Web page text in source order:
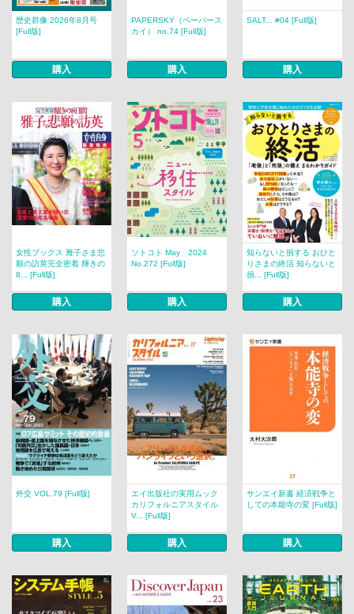
歴史群像 2026年8月号
[Full版]
購入
PAPERSKY（ペーパース
カイ） no.74 [Full版]
購入
SALT... #04 [Full版]
購入
女性ブックス 雅子さま悲
願の訪英完全密着 輝きの
8... [Full版]
購入
ソトコト May 2024
No.272 [Full版]
購入
知らないと損する おひと
りさまの終活 知らないと
損... [Full版]
購入
外交 VOL.79 [Full版]
購入
エイ出版社の実用ムック
カリフォルニアスタイル
V... [Full版]
購入
サンエイ新書 経済戦争と
しての本能寺の変 [Full版]
購入